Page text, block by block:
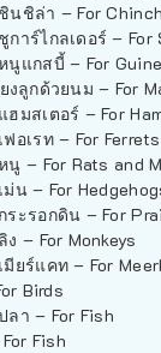
นชิล่า – For
การ์ไกลเดอร์ – For
นูแกสบี้ – For
งลูกด้วยนม – For
ฮมสเตอร์ – For
อเรท – For Ferrets
นู – For Rats and
ม่น – For
ระรอกดิน – For
– For Monkeys
มียร์แคท – For
Birds
ลา – For Fish
Fish